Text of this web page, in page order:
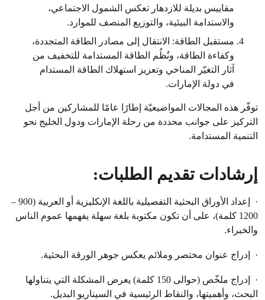
مقاييس بديلة للازدهار تعكس الشمول الاجتماعي،
والاستدامة البيئية، والتوزيع المنصف للموارد.
مستقبل الطاقة: الانتقال إلى مصادر الطاقة المتجددة،
وكفاءة الطاقة، ونُظُم الطاقة المستدامة للتخفيف من
آثار التغيّر المناخي وتعزيز استهلاك الطاقة المستدام
في دولة الإمارات.
توفّر هذه المجالات المواضيعيّة إطارًا عامًا للمشاركين من أجل
التركيز على جوانب محددة من رحلة الإمارات ودول الخليج نحو
التنمية المستدامة.
إرشادات تقديم الطلبات:
· إعداد الأوراق البحثية التفصيلية باللغة الإنكليزية أو العربية (900 –
1200 كلمة)، على أن تكون مكتوبة بلغة سهلة يفهمها عموم الناس
والخبراء.
· إدراج عنوان مختصر وملائم يعكس جوهر الورقة البحثية.
· إدراج ملخّص (حوالى 150 كلمة) يعرض المشكلة التي يتناولها
البحث، وأهميتها، والنقاط الرئيسية في السيناريو البديل.